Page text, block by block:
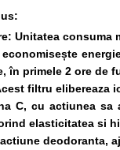
Unitatea consuma
în primele 2 ore de
filtru elibereaza
C, cu actiunea
elasticitatea si
deodoranta,